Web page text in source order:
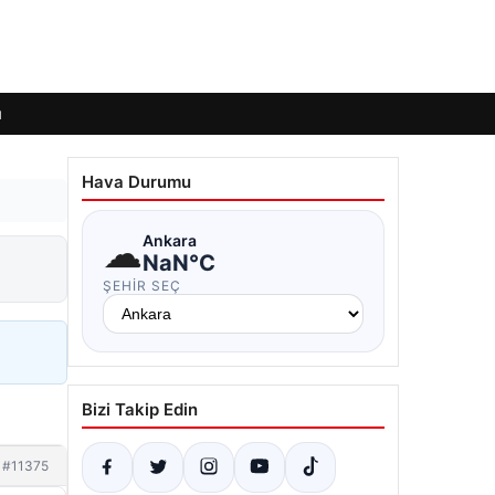
#11375
Hava Durumu
☁Ankara
NaN°C
ŞEHIR SEÇ
Bizi Takip Edin